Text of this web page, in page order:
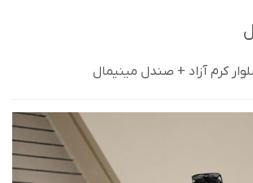
کرم آزاد + صندل مینیمال